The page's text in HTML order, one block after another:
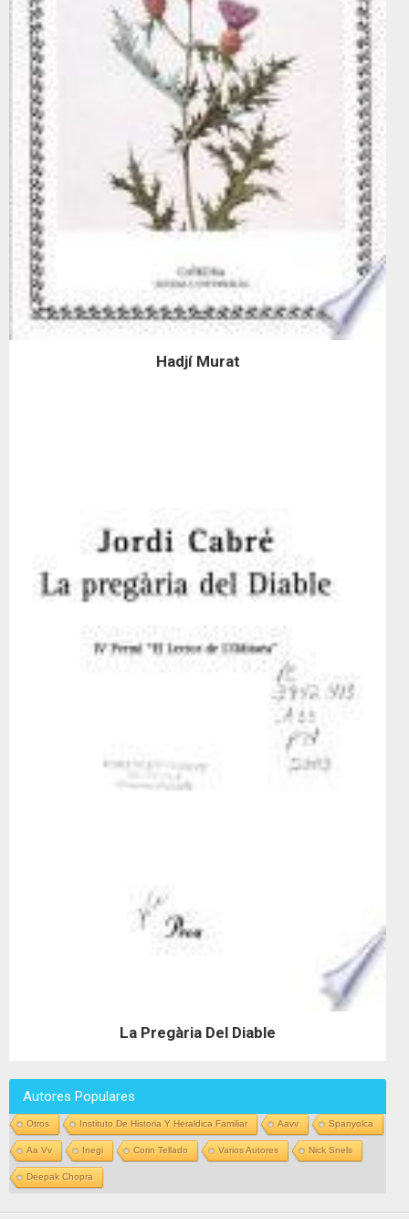
Hadjí Murat
La Pregària Del Diable
Autores Populares
Otros Instituto De Historia Y Heraldica Familiar Aavv Spanyolca
Aa Vv Inegi Corin Tellado Varios Autores Nick Snels
Deepak Chopra